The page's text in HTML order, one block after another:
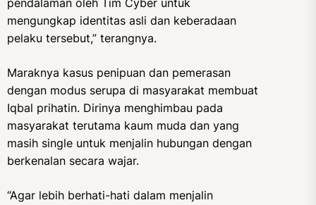
pendalaman oleh Tim Cyber untuk
mengungkap identitas asli dan keberadaan
pelaku tersebut,” terangnya.
Maraknya kasus penipuan dan pemerasan
dengan modus serupa di masyarakat membuat
Iqbal prihatin. Dirinya menghimbau pada
masyarakat terutama kaum muda dan yang
masih single untuk menjalin hubungan dengan
berkenalan secara wajar.
“Agar lebih berhati-hati dalam menjalin